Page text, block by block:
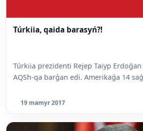
Túrkiia, qaida barasyń?!
Túrkiia prezidenti Rejep Taiyp
AQSh-qa barǵan edi. Amerikaǵa 14
19 mamyr 2017